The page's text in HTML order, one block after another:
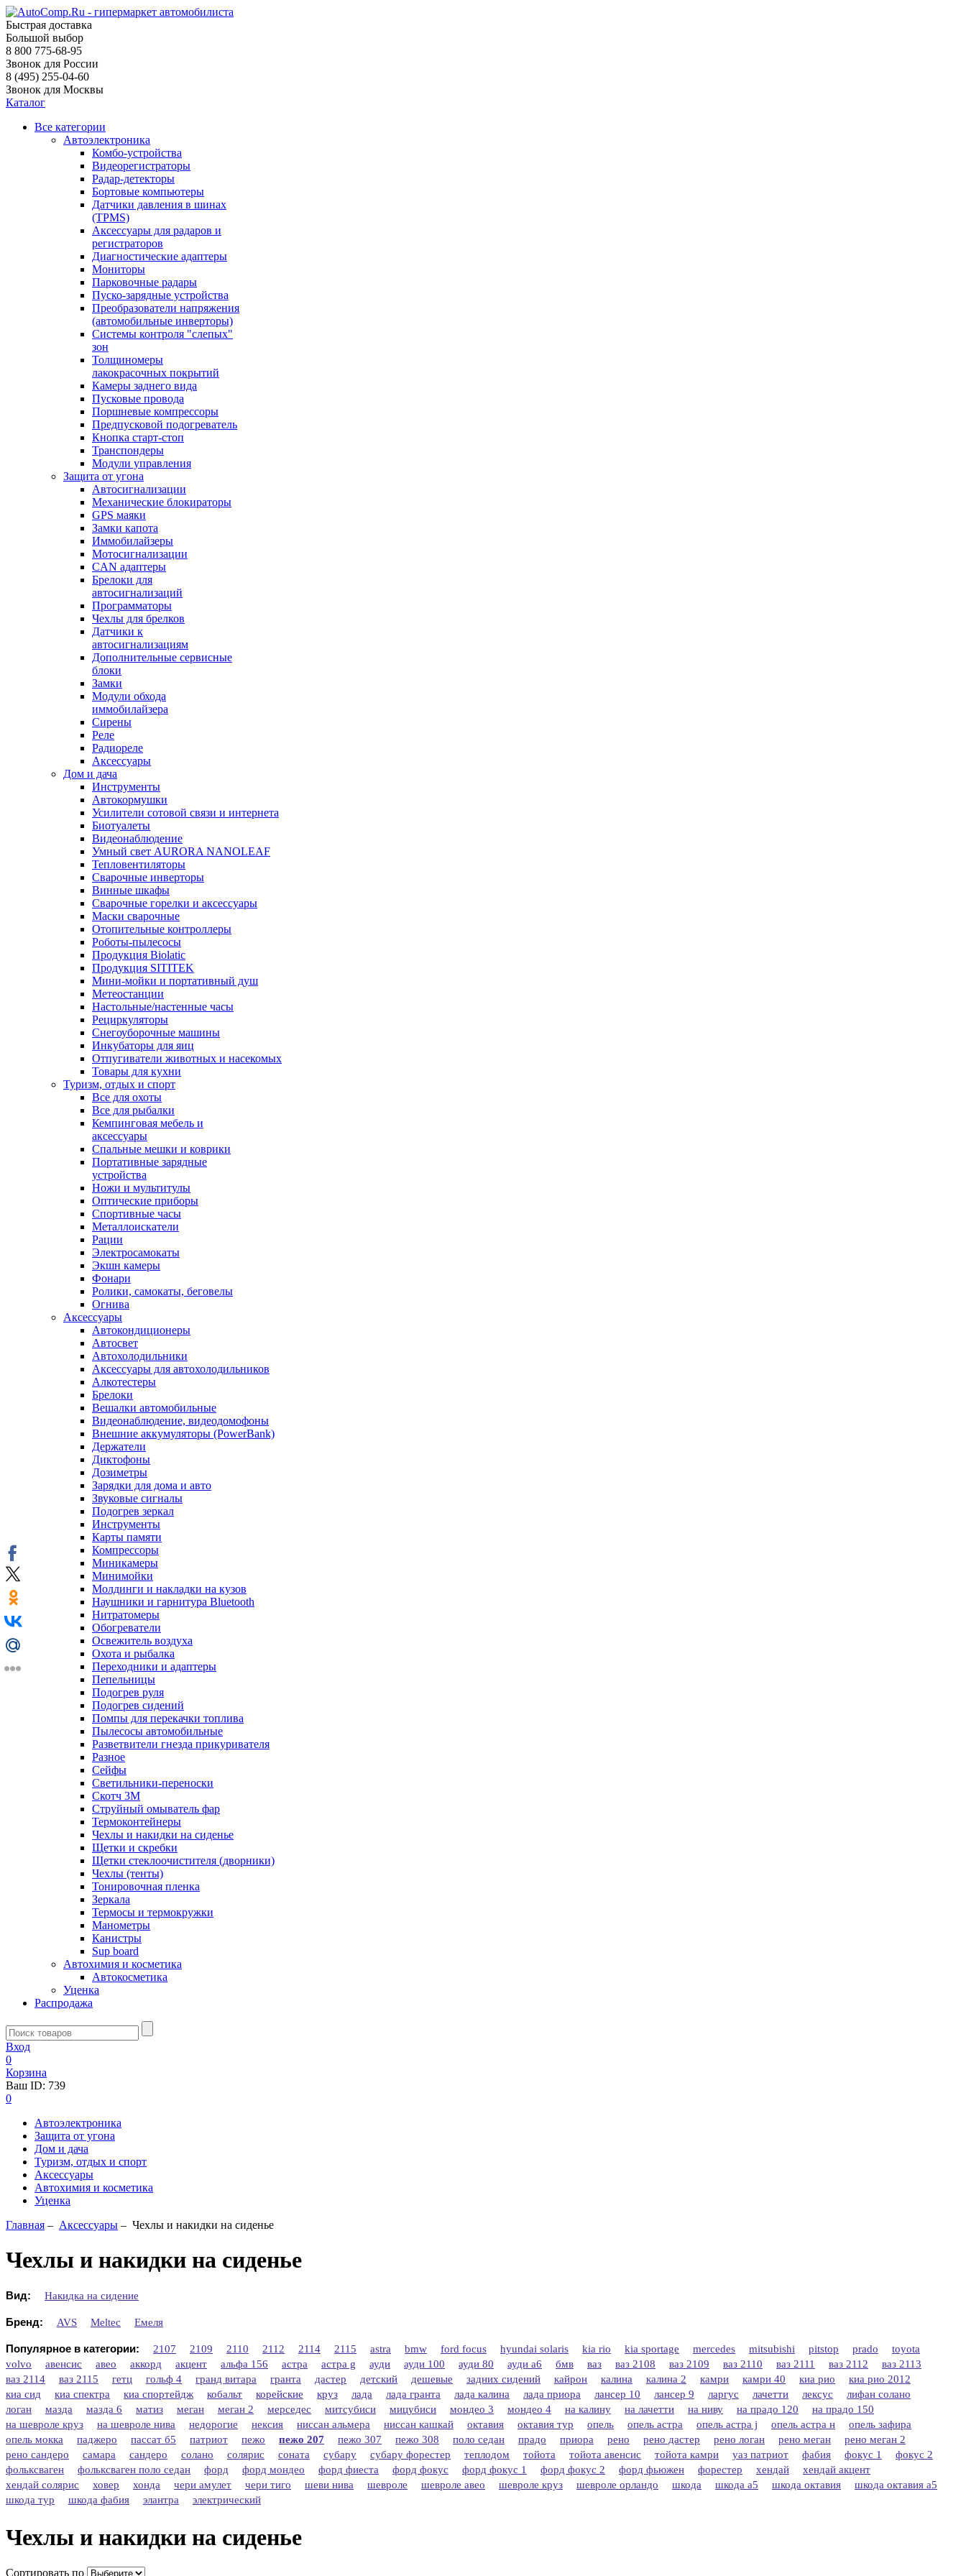
Быстрая доставка
Большой выбор
8 800 775-68-95
Звонок для России
8 (495) 255-04-60
Звонок для Москвы
Каталог
Все категории
Автоэлектроника
Комбо-устройства
Видеорегистраторы
Радар-детекторы
Бортовые компьютеры
Датчики давления в шинах
(TPMS)
Аксессуары для радаров и
регистраторов
Диагностические адаптеры
Мониторы
Парковочные радары
Пуско-зарядные устройства
Преобразователи напряжения
(автомобильные инверторы)
Системы контроля "слепых"
зон
Толщиномеры
лакокрасочных покрытий
Камеры заднего вида
Пусковые провода
Поршневые компрессоры
Предпусковой подогреватель
Кнопка старт-стоп
Транспондеры
Модули управления
Защита от угона
Автосигнализации
Механические блoкираторы
GPS маяки
Замки капота
Иммобилайзеры
Мотосигнализации
CAN адаптеры
Брелоки для
автосигнализаций
Программаторы
Чехлы для брелков
Датчики к
автосигнализациям
Дополнительные сервисные
блоки
Замки
Модули обхода
иммобилайзера
Сирены
Реле
Радиореле
Аксессуары
Дом и дача
Инструменты
Автокормушки
Усилители сотовой связи и интернета
Биотуалеты
Видеонаблюдение
Умный свет AURORA NANOLEAF
Тепловентиляторы
Сварочные инверторы
Винные шкафы
Сварочные горелки и аксессуары
Маски сварочные
Отопительные контроллеры
Роботы-пылесосы
Продукция Biolatic
Продукция SITITEK
Мини-мойки и портативный душ
Метеостанции
Настольные/настенные часы
Рециркуляторы
Снегоуборочные машины
Инкубаторы для яиц
Отпугиватели животных и насекомых
Товары для кухни
Туризм, отдых и спорт
Все для охоты
Все для рыбалки
Кемпинговая мебель и
аксессуары
Спальные мешки и коврики
Портативные зарядные
устройства
Ножи и мультитулы
Оптические приборы
Спортивные часы
Металлоискатели
Рации
Электросамокаты
Экшн камеры
Фонари
Ролики, самокаты, беговелы
Огнива
Аксессуары
Автокондиционеры
Aвтосвет
Автохолодильники
Аксессуары для автохолодильников
Алкотестеры
Брелоки
Вешалки автомобильные
Видеонаблюдение, видеодомофоны
Внешние аккумуляторы (PowerBank)
Держатели
Диктофоны
Дозиметры
Зарядки для дома и авто
Звуковые сигналы
Подогрев зеркал
Инструменты
Карты памяти
Компрессоры
Миникамеры
Минимойки
Молдинги и накладки на кузов
Наушники и гарнитура Bluetooth
Нитратомеры
Обогреватели
Освежитель воздуха
Охота и рыбалка
Переходники и адаптеры
Пепельницы
Подогрев руля
Подогрев сидений
Помпы для перекачки топлива
Пылесосы автомобильные
Разветвители гнезда прикуривателя
Разное
Сейфы
Светильники-переноски
Скотч 3М
Струйный омыватель фар
Термоконтейнеры
Чехлы и накидки на сиденье
Щетки и скребки
Щетки стеклоочистителя (дворники)
Чехлы (тенты)
Тонировочная пленка
Зеркалa
Термосы и термокружки
Манометры
Канистры
Sup board
Автохимия и косметика
Автокосметика
Уценка
Распродажа
Вход
0
Корзина
Ваш ID: 739
0
Автоэлектроника
Защита от угона
Дом и дача
Туризм, отдых и спорт
Аксессуары
Автохимия и косметика
Уценка
Главная – Аксессуары – Чехлы и накидки на сиденье
Чехлы и накидки на сиденье
Вид: Накидка на сидение
Бренд: AVS Meltec Емеля
Популярное в категории: 2107 2109 2110 2112 2114 2115 astra bmw ford focus hyundai solaris kia rio kia sportage mercedes mitsubishi pitstop prado
toyota
volvo
авенсис авео аккорд акцент альфа 156 астра астра g ауди ауди 100 ауди 80 ауди а6 бмв ваз ваз 2108 ваз 2109 ваз 2110 ваз 2111 ваз 2112
ваз 2113
ваз 2114
ваз 2115 гетц гольф 4 гранд витара гранта дастер детский дешевые задних сидений кайрон калина калина 2 камри камри 40 киа рио
киа рио 2012
киа сид
киа спектра киа спортейдж кобальт корейские круз лада лада гранта лада калина лада приора лансер 10 лансер 9 ларгус лачетти лексус
лифан солано
логан
мазда мазда 6 матиз меган меган 2 мерседес митсубиси мицубиси мондео 3 мондео 4 на калину на лачетти на ниву на прадо 120
на прадо 150
на шевроле круз
на шевроле нива недорогие нексия ниссан альмера ниссан кашкай октавия октавия тур опель опель астра опель астра j опель астра н
опель зафира
опель мокка
паджеро пассат б5 патриот пежо пежо 207 пежо 307 пежо 308 поло седан прадо приора рено рено дастер рено логан рено меган
рено меган 2
рено сандеро
самара сандеро солано солярис соната субару субару форестер теплодом тойота тойота авенсис тойота камри уаз патриот фабия фокус 1
фокус 2
фольксваген
фольксваген поло седан форд форд мондео форд фиеста форд фокус форд фокус 1 форд фокус 2 форд фьюжен форестер хендай
хендай акцент
хендай солярис
ховер хонда чери амулет чери тиго шеви нива шевроле шевроле авео шевроле круз шевроле орландо шкода шкода а5 шкода октавия
шкода октавия а5
шкода тур
шкода фабия элантра электрический
Чехлы и накидки на сиденье
Сортировать по